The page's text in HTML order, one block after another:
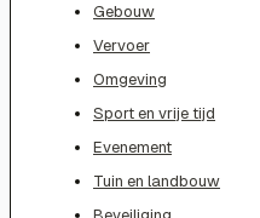
Gebouw
Vervoer
Omgeving
Sport en vrije tijd
Evenement
Tuin en landbouw